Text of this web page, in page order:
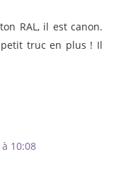
RAL, il est canon.
truc en plus ! Il
10:08